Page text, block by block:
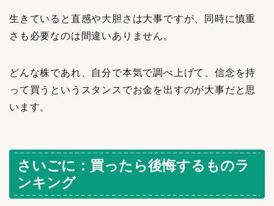
生きていると直感や大胆さは大事ですが、同時に慎重
さも必要なのは間違いありません。
どんな株であれ、自分で本気で調べ上げて、信念を持
って買うというスタンスでお金を出すのが大事だと思
います。
さいごに：買ったら後悔するものラ
ンキング